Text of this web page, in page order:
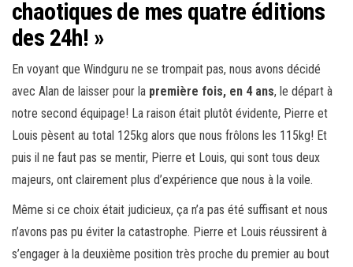
chaotiques de mes quatre éditions
des 24h! »
En voyant que Windguru ne se trompait pas, nous avons décidé
avec Alan de laisser pour la première fois, en 4 ans, le départ à
notre second équipage! La raison était plutôt évidente, Pierre et
Louis pèsent au total 125kg alors que nous frôlons les 115kg! Et
puis il ne faut pas se mentir, Pierre et Louis, qui sont tous deux
majeurs, ont clairement plus d’expérience que nous à la voile.
Même si ce choix était judicieux, ça n’a pas été suffisant et nous
n’avons pas pu éviter la catastrophe. Pierre et Louis réussirent à
s’engager à la deuxième position très proche du premier au bout